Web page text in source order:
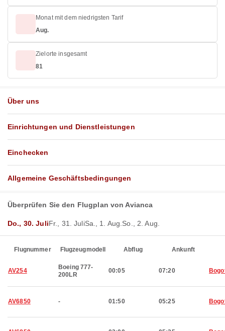
Monat mit dem niedrigsten Tarif
Aug.
Zielorte insgesamt
81
Über uns
Einrichtungen und Dienstleistungen
Einchecken
Allgemeine Geschäftsbedingungen
Überprüfen Sie den Flugplan von Avianca
Do., 30. JuliFr., 31. JuliSa., 1. Aug. So., 2. Aug.
Flugnummer Flugzeugmodell Abflug Ankunft
AV254
Boeing 777-
200LR
00:05 07:20
AV6850 - 01:50 05:25